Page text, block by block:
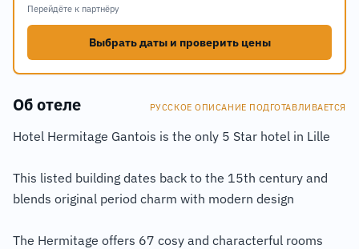
Перейдёте к партнёру
Выбрать даты и проверить цены
Об отеле РУССКОЕ ОПИСАНИЕ ПОДГОТАВЛИВАЕТСЯ
Hotel Hermitage Gantois is the only 5 Star hotel in Lille
This listed building dates back to the 15th century and
blends original period charm with modern design
The Hermitage offers 67 cosy and characterful rooms